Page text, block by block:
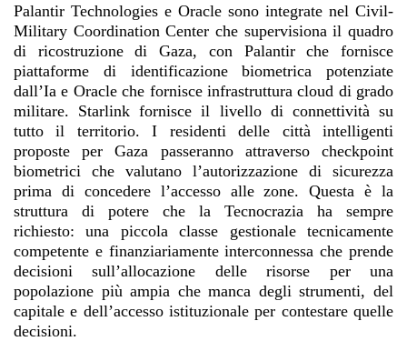
Palantir Technologies e Oracle sono integrate nel Civil-
Military Coordination Center che supervisiona il quadro
di ricostruzione di Gaza, con Palantir che fornisce
piattaforme di identificazione biometrica potenziate
dall’Ia e Oracle che fornisce infrastruttura cloud di grado
militare. Starlink fornisce il livello di connettività su
tutto il territorio. I residenti delle città intelligenti
proposte per Gaza passeranno attraverso checkpoint
biometrici che valutano l’autorizzazione di sicurezza
prima di concedere l’accesso alle zone. Questa è la
struttura di potere che la Tecnocrazia ha sempre
richiesto: una piccola classe gestionale tecnicamente
competente e finanziariamente interconnessa che prende
decisioni sull’allocazione delle risorse per una
popolazione più ampia che manca degli strumenti, del
capitale e dell’accesso istituzionale per contestare quelle
decisioni.